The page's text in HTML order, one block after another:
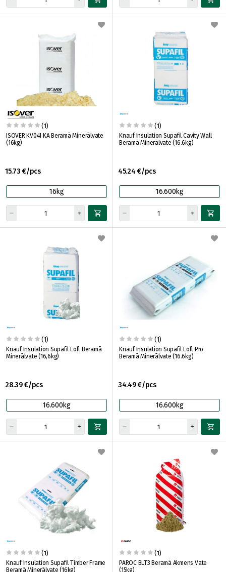
(1)
ISOVER KV041 KA Beramā Minerālvate
(16kg)
15.73 €/pcs
16kg
(1)
Knauf Insulation Supafil Cavity Wall
Beramā Minerālvate (16.6kg)
45.24 €/pcs
16.600kg
(1)
Knauf Insulation Supafil Loft Beramā
Minerālvate (16,6kg)
28.39 €/pcs
16.600kg
(1)
Knauf Insulation Supafil Loft Pro
Beramā Minerālvate (16.6kg)
34.49 €/pcs
16.600kg
(1)
Knauf Insulation Supafil Timber Frame
Beramā Minerālvate (16kg)
(1)
PAROC BLT3 Beramā Akmens Vate
(15kg)